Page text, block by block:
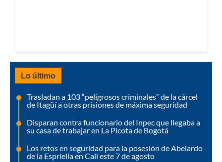
Lo último
Trasladan a 103 “peligrosos criminales” de la cárcel
de Itagüí a otras prisiones de máxima seguridad
Disparan contra funcionario del Inpec que llegaba a
su casa de trabajar en La Picota de Bogotá
Los retos en seguridad para la posesión de Abelardo
de la Espriella en Cali este 7 de agosto